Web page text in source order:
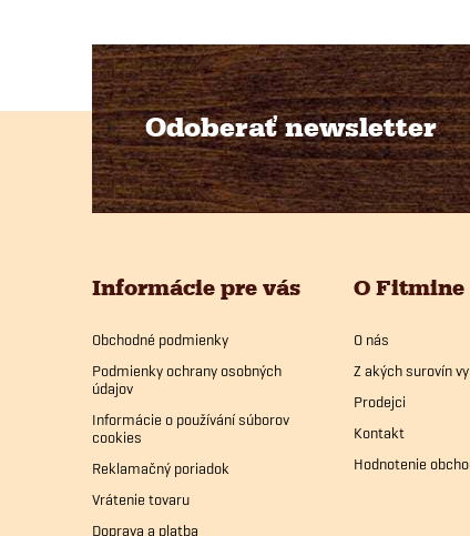
Odoberať newsletter
Informácie pre vás
Obchodné podmienky
Podmienky ochrany osobných
údajov
Informácie o používání súborov
cookies
Reklamačný poriadok
Vrátenie tovaru
Doprava a platba
O Fitmine
O nás
Z akých surovín
Prodejci
Kontakt
Hodnotenie